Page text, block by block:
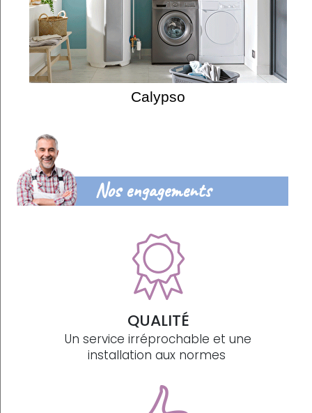
Calypso
Nos engagements
QUALITÉ
Un service irréprochable et une
installation aux normes